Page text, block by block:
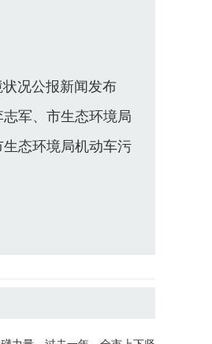
况公报新闻发布
军、市生态环境局
态环境局机动车污